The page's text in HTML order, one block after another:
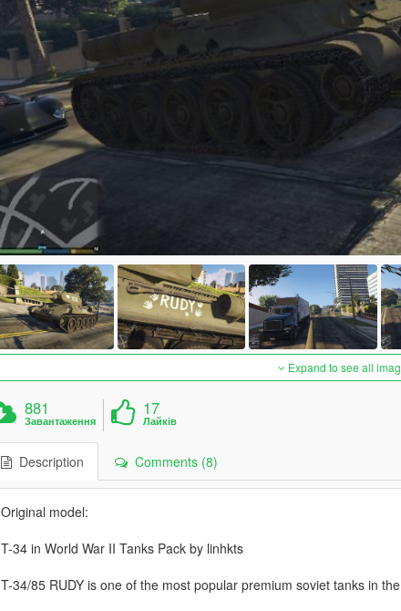
Expand to see all
881
Завантаження
17
Лайків
Description Comments (8)
Original model:
T-34 in World War II Tanks Pack by linhkts
T-34/85 RUDY is one of the most popular premium soviet tanks in